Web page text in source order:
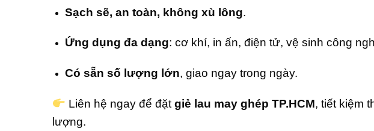
Sạch sẽ, an toàn, không xù lông.
Ứng dụng đa dạng: cơ khí, in ấn, điện tử, vệ sinh công
Có sẵn số lượng lớn, giao ngay trong ngày.
Liên hệ ngay để đặt giẻ lau may ghép TP.HCM, tiết kiệm
lượng.